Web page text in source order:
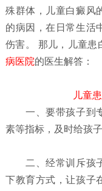
殊群体，儿童白癜风
的病因，在日常生活
伤害。 那儿，儿童患
病医院的医生解答：
儿童
一、要带孩子到专
素等指标，及时给孩
二、经常训斥孩子
下教育方式，让孩子